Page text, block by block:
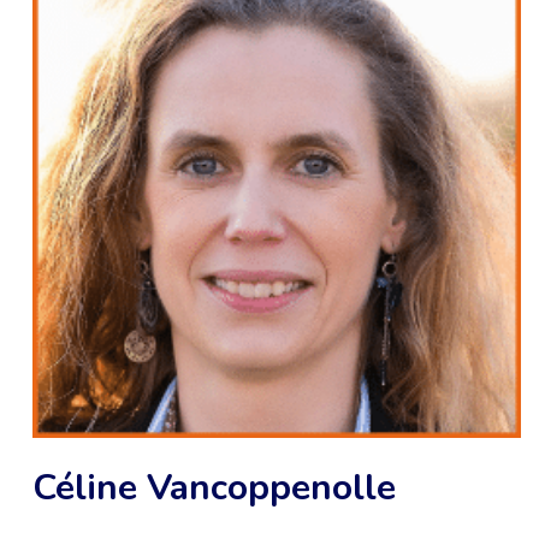
Céline Vancoppenolle